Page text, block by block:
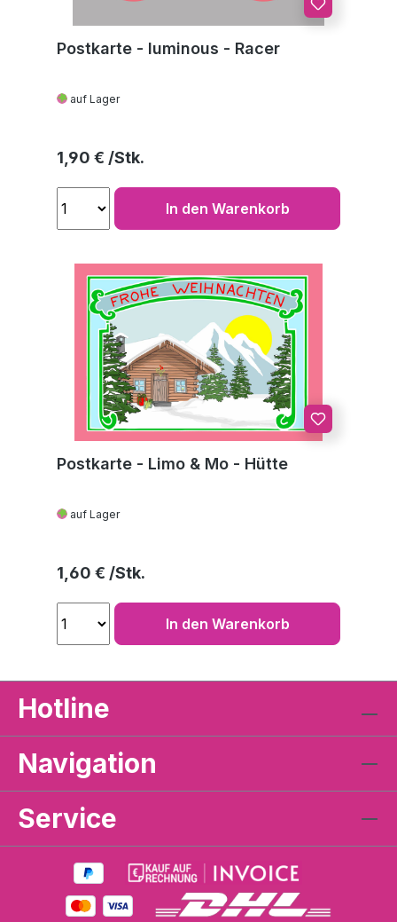
Postkarte - luminous - Racer
auf Lager
Regulärer Preis:
1,90 €
In den Warenkorb
Postkarte - Limo & Mo - Hütte
auf Lager
Regulärer Preis:
1,60 €
In den Warenkorb
Hotline
Navigation
Service